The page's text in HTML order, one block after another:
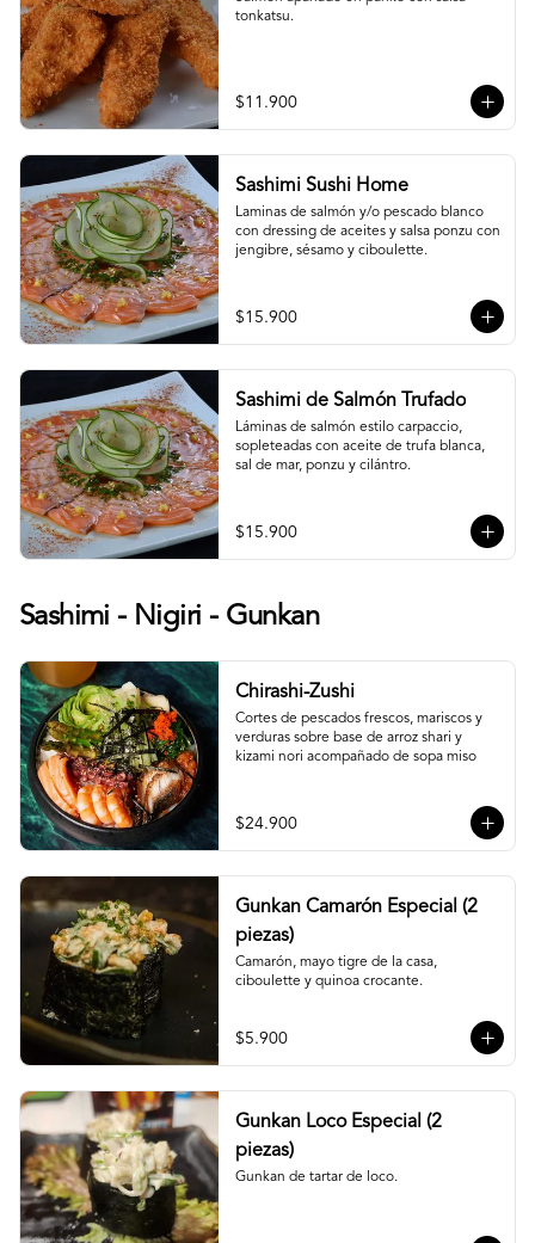
tonkatsu.
$11.900
Sashimi Sushi Home
Laminas de salmón y/o pescado blanco
con dressing de aceites y salsa ponzu con
jengibre, sésamo y ciboulette.
$15.900
Sashimi de Salmón Trufado
Láminas de salmón estilo carpaccio,
sopleteadas con aceite de trufa blanca,
sal de mar, ponzu y cilántro.
$15.900
Sashimi - Nigiri - Gunkan
Chirashi-Zushi
Cortes de pescados frescos, mariscos y
verduras sobre base de arroz shari y
kizami nori acompañado de sopa miso
$24.900
Gunkan Camarón Especial (2
piezas)
Camarón, mayo tigre de la casa,
ciboulette y quinoa crocante.
$5.900
Gunkan Loco Especial (2
piezas)
Gunkan de tartar de loco.